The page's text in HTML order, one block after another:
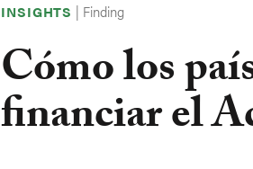
INSIGHTS | Finding
Cómo los
financiar el